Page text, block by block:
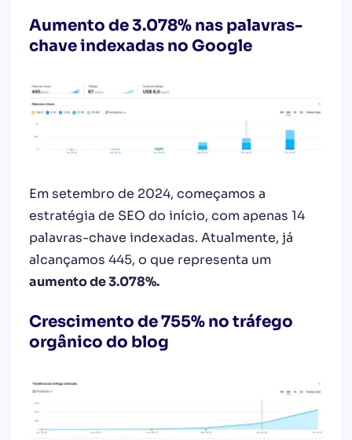
Aumento de 3.078% nas palavras-
chave indexadas no Google
Em setembro de 2024, começamos a
estratégia de SEO do início, com apenas 14
palavras-chave indexadas. Atualmente, já
alcançamos 445, o que representa um
aumento de 3.078%.
Crescimento de 755% no tráfego
orgânico do blog